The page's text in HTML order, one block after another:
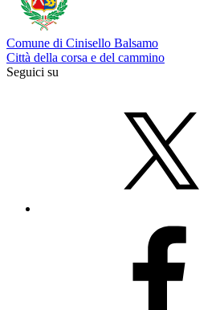
Comune di Cinisello Balsamo
Città della corsa e del cammino
Seguici su